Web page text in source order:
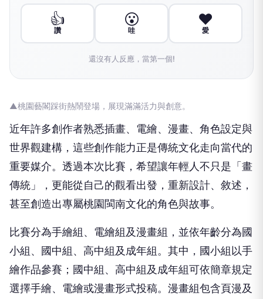
👍
讚
😮
哇
❤️
愛
還沒有人反應，當第一個!
▲桃園藝閣踩街熱鬧登場，展現滿滿活力與創意。
近年許多創作者熟悉插畫、電繪、漫畫、角色設定與
世界觀建構，這些創作能力正是傳統文化走向當代的
重要媒介。透過本次比賽，希望讓年輕人不只是「畫
傳統」，更能從自己的觀看出發，重新設計、敘述，
甚至創造出專屬桃園閩南文化的角色與故事。
比賽分為手繪組、電繪組及漫畫組，並依年齡分為國
小組、國中組、高中組及成年組。其中，國小組以手
繪作品參賽；國中組、高中組及成年組可依簡章規定
選擇手繪、電繪或漫畫形式投稿。漫畫組包含頁漫及